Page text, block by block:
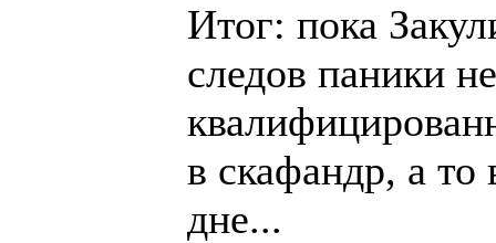
Итог: пока
следов паники
в скафандр, а
дне...